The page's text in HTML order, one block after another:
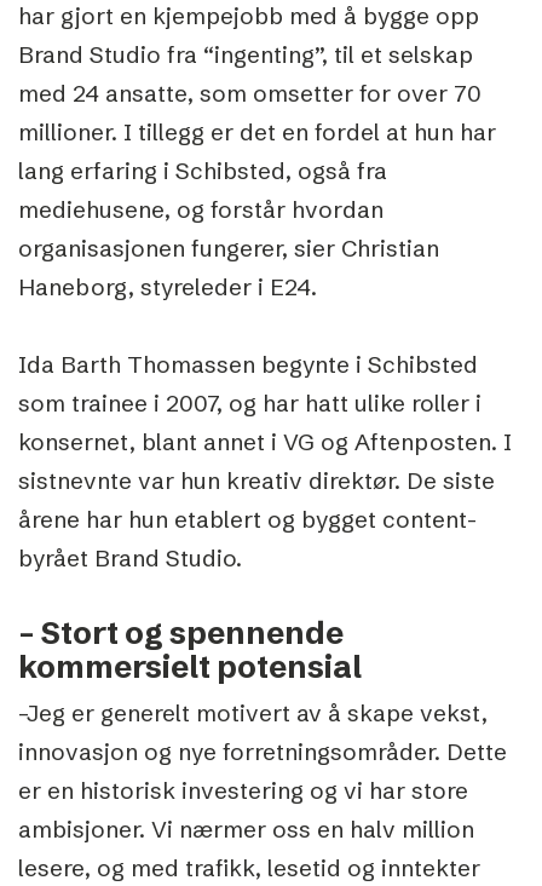
har gjort en kjempejobb med å bygge opp
Brand Studio fra “ingenting”, til et selskap
med 24 ansatte, som omsetter for over 70
millioner. I tillegg er det en fordel at hun har
lang erfaring i Schibsted, også fra
mediehusene, og forstår hvordan
organisasjonen fungerer, sier Christian
Haneborg, styreleder i E24.
Ida Barth Thomassen begynte i Schibsted
som trainee i 2007, og har hatt ulike roller i
konsernet, blant annet i VG og Aftenposten. I
sistnevnte var hun kreativ direktør. De siste
årene har hun etablert og bygget content-
byrået Brand Studio.
– Stort og spennende
kommersielt potensial
–Jeg er generelt motivert av å skape vekst,
innovasjon og nye forretningsområder. Dette
er en historisk investering og vi har store
ambisjoner. Vi nærmer oss en halv million
lesere, og med trafikk, lesetid og inntekter